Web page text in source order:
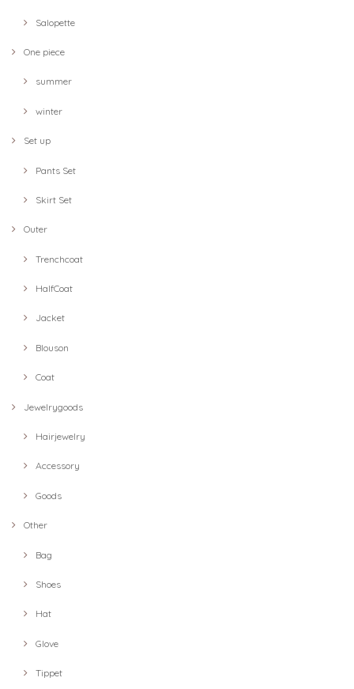
Salopette
One piece
summer
winter
Set up
Pants Set
Skirt Set
Outer
Trenchcoat
HalfCoat
Jacket
Blouson
Coat
Jewelrygoods
Hairjewelry
Accessory
Goods
Other
Bag
Shoes
Hat
Glove
Tippet